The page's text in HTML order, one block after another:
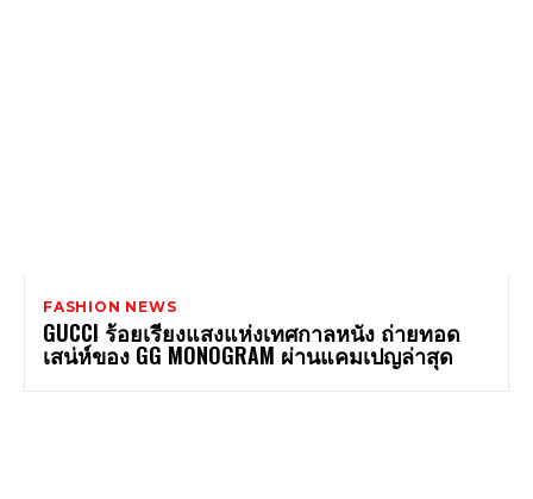
FASHION NEWS
GUCCI ร้อยเรียงแสงแห่งเทศกาลหนัง ถ่ายทอด
เสน่ห์ของ GG MONOGRAM ผ่านแคมเปญล่าสุด